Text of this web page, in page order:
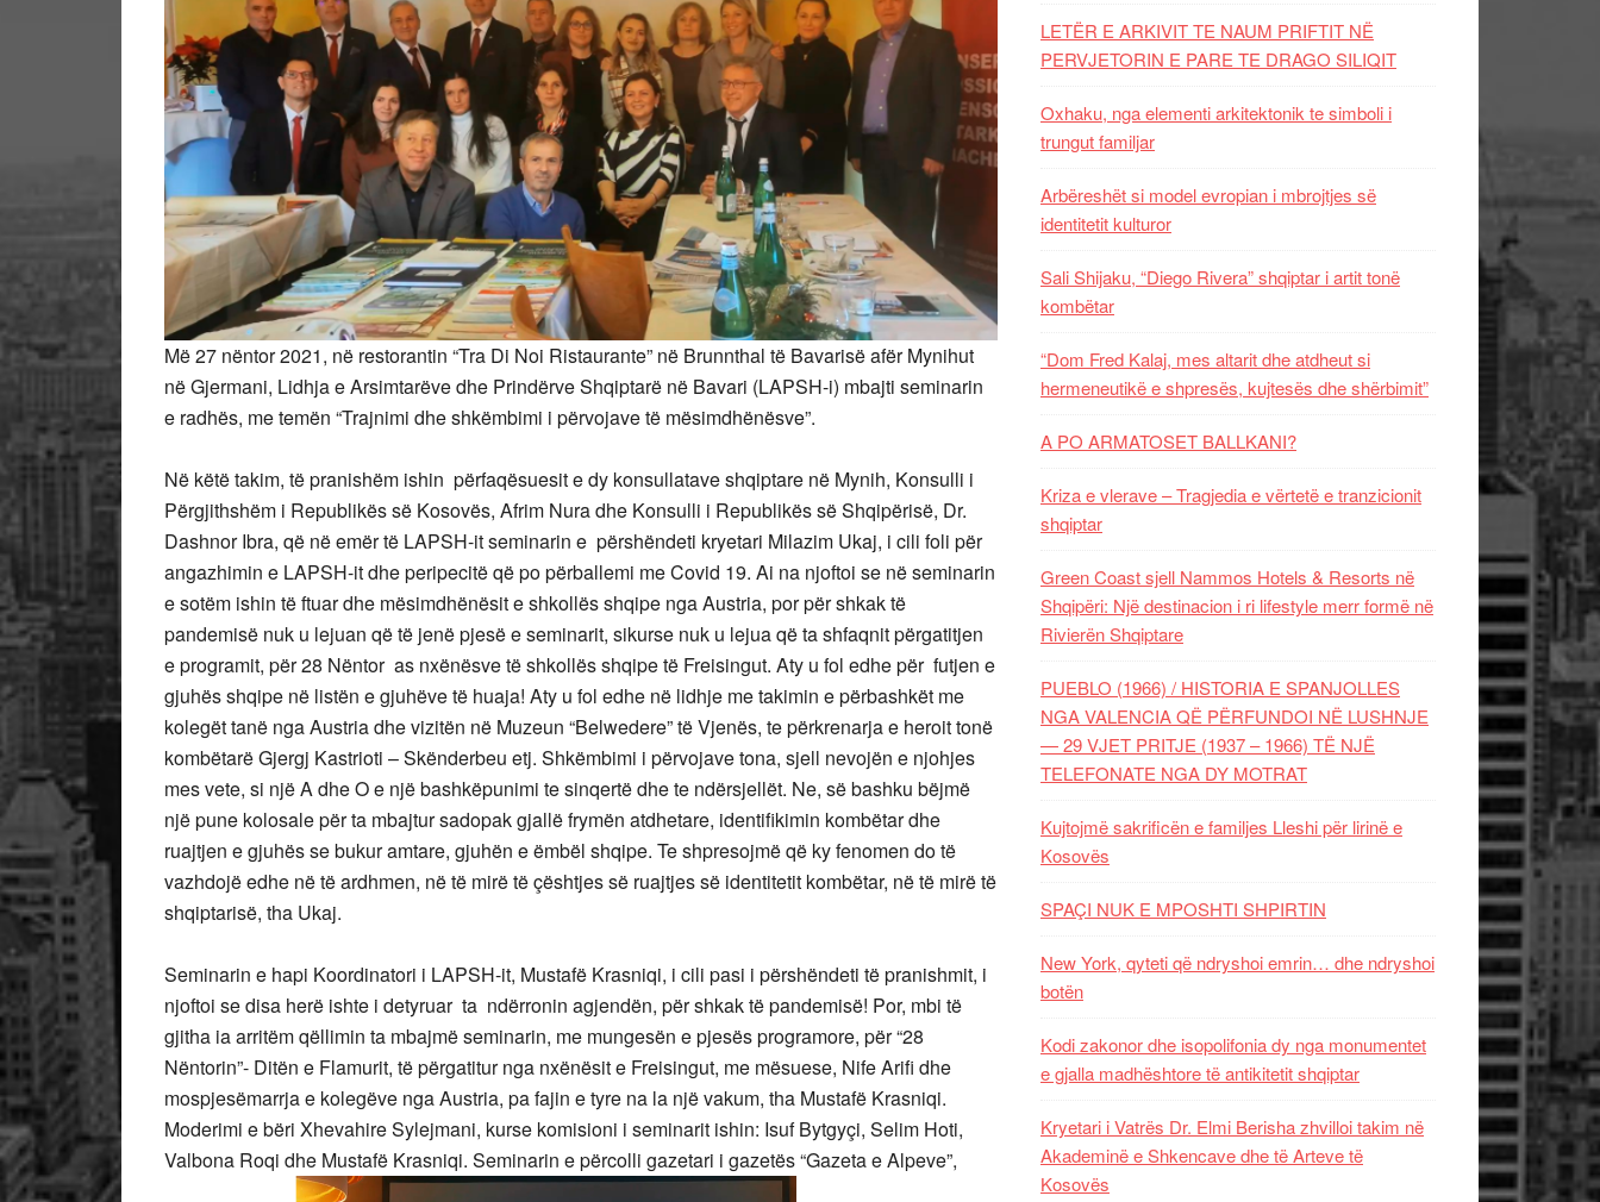
Më 27 nëntor 2021, në restorantin “Tra Di Noi Ristaurante” në Brunnthal të Bavarisë afër Mynihut
në Gjermani, Lidhja e Arsimtarëve dhe Prindërve Shqiptarë në Bavari (LAPSH-i) mbajti seminarin
e radhës, me temën “Trajnimi dhe shkëmbimi i përvojave të mësimdhënësve”.
Në këtë takim, të pranishëm ishin përfaqësuesit e dy konsullatave shqiptare në Mynih, Konsulli i
Përgjithshëm i Republikës së Kosovës, Afrim Nura dhe Konsulli i Republikës së Shqipërisë, Dr.
Dashnor Ibra, që në emër të LAPSH-it seminarin e përshëndeti kryetari Milazim Ukaj, i cili foli për
angazhimin e LAPSH-it dhe peripecitë që po përballemi me Covid 19. Ai na njoftoi se në seminarin
e sotëm ishin të ftuar dhe mësimdhënësit e shkollës shqipe nga Austria, por për shkak të
pandemisë nuk u lejuan që të jenë pjesë e seminarit, sikurse nuk u lejua që ta shfaqnit përgatitjen
e programit, për 28 Nëntor as nxënësve të shkollës shqipe të Freisingut. Aty u fol edhe për futjen e
gjuhës shqipe në listën e gjuhëve të huaja! Aty u fol edhe në lidhje me takimin e përbashkët me
kolegët tanë nga Austria dhe vizitën në Muzeun “Belwedere” të Vjenës, te përkrenarja e heroit tonë
kombëtarë Gjergj Kastrioti – Skënderbeu etj. Shkëmbimi i përvojave tona, sjell nevojën e njohjes
mes vete, si një A dhe O e një bashkëpunimi te sinqertë dhe te ndërsjellët. Ne, së bashku bëjmë
një pune kolosale për ta mbajtur sadopak gjallë frymën atdhetare, identifikimin kombëtar dhe
ruajtjen e gjuhës se bukur amtare, gjuhën e ëmbël shqipe. Te shpresojmë që ky fenomen do të
vazhdojë edhe në të ardhmen, në të mirë të çështjes së ruajtjes së identitetit kombëtar, në të mirë të
shqiptarisë, tha Ukaj.
Seminarin e hapi Koordinatori i LAPSH-it, Mustafë Krasniqi, i cili pasi i përshëndeti të pranishmit, i
njoftoi se disa herë ishte i detyruar ta ndërronin agjendën, për shkak të pandemisë! Por, mbi të
gjitha ia arritëm qëllimin ta mbajmë seminarin, me mungesën e pjesës programore, për “28
Nëntorin”- Ditën e Flamurit, të përgatitur nga nxënësit e Freisingut, me mësuese, Nife Arifi dhe
mospjesëmarrja e kolegëve nga Austria, pa fajin e tyre na la një vakum, tha Mustafë Krasniqi.
Moderimi e bëri Xhevahire Sylejmani, kurse komisioni i seminarit ishin: Isuf Bytgyçi, Selim Hoti,
Valbona Roqi dhe Mustafë Krasniqi. Seminarin e përcolli gazetari i gazetës “Gazeta e Alpeve”,
LETËR E ARKIVIT TE NAUM PRIFTIT NË
PERVJETORIN E PARE TE DRAGO SILIQIT
Oxhaku, nga elementi arkitektonik te simboli i
trungut familjar
Arbëreshët si model evropian i mbrojtjes së
identitetit kulturor
Sali Shijaku, “Diego Rivera” shqiptar i artit tonë
kombëtar
“Dom Fred Kalaj, mes altarit dhe atdheut si
hermeneutikë e shpresës, kujtesës dhe shërbimit”
A PO ARMATOSET BALLKANI?
Kriza e vlerave – Tragjedia e vërtetë e tranzicionit
shqiptar
Green Coast sjell Nammos Hotels & Resorts në
Shqipëri: Një destinacion i ri lifestyle merr formë në
Rivierën Shqiptare
PUEBLO (1966) / HISTORIA E SPANJOLLES
NGA VALENCIA QË PËRFUNDOI NË LUSHNJE
— 29 VJET PRITJE (1937 – 1966) TË NJË
TELEFONATE NGA DY MOTRAT
Kujtojmë sakrificën e familjes Lleshi për lirinë e
Kosovës
SPAÇI NUK E MPOSHTI SHPIRTIN
New York, qyteti që ndryshoi emrin… dhe ndryshoi
botën
Kodi zakonor dhe isopolifonia dy nga monumentet
e gjalla madhështore të antikitetit shqiptar
Kryetari i Vatrës Dr. Elmi Berisha zhvilloi takim në
Akademinë e Shkencave dhe të Arteve të
Kosovës